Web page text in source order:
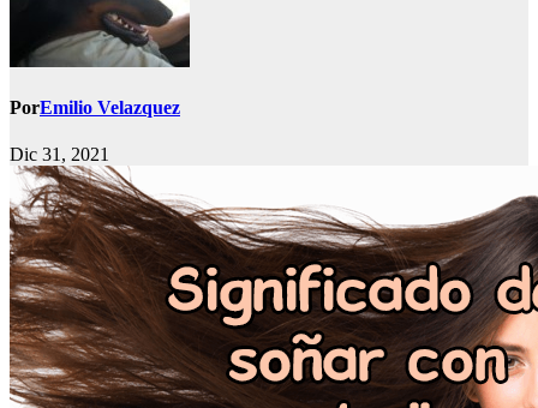
PorEmilio Velazquez
Dic 31, 2021